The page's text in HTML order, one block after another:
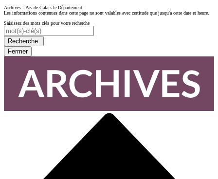
Archives - Pas-de-Calais le Département
Les informations contenues dans cette page ne sont valables avec certitude que jusqu'à cette date et heure.
Saisissez des mots clés pour votre recherche
Recherche
Fermer